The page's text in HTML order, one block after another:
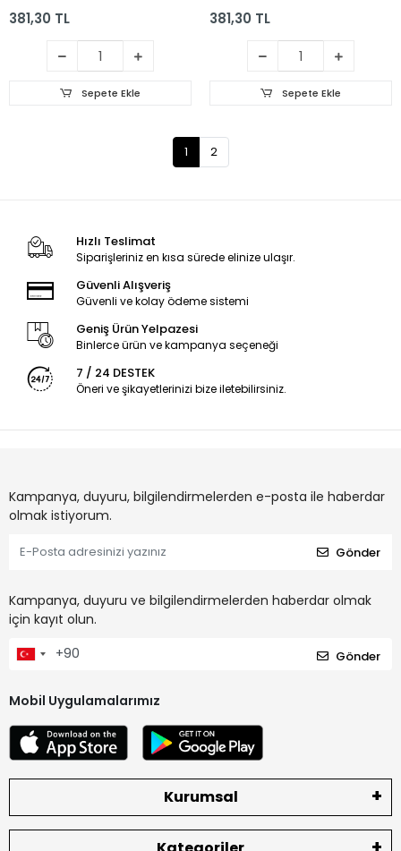
381,30 TL
Sepete Ekle
381,30 TL
Sepete Ekle
1 2
Hızlı Teslimat
Siparişleriniz en kısa sürede elinize ulaşır.
Güvenli Alışveriş
Güvenli ve kolay ödeme sistemi
Geniş Ürün Yelpazesi
Binlerce ürün ve kampanya seçeneği
7 / 24 DESTEK
Öneri ve şikayetlerinizi bize iletebilirsiniz.
Kampanya, duyuru, bilgilendirmelerden e-posta ile haberdar
olmak istiyorum.
Gönder
Kampanya, duyuru ve bilgilendirmelerden haberdar olmak
için kayıt olun.
Gönder
Mobil Uygulamalarımız
Kurumsal